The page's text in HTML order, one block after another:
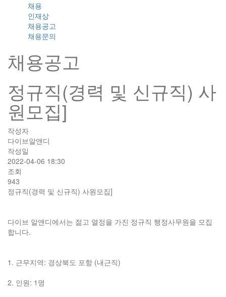
채용
인재상
채용공고
채용문의
채용공고
정규직(경력 및 신규직) 사
원모집]
작성자
다이브알앤디
작성일
2022-04-06 18:30
조회
943
정규직(경력 및 신규직) 사원모집]
다이브 알앤디에서는 젊고 열정을 가진 정규직 행정사무원을 모집
합니다.
1. 근무지역: 경상북도 포항 (내근직)
2. 인원: 1명